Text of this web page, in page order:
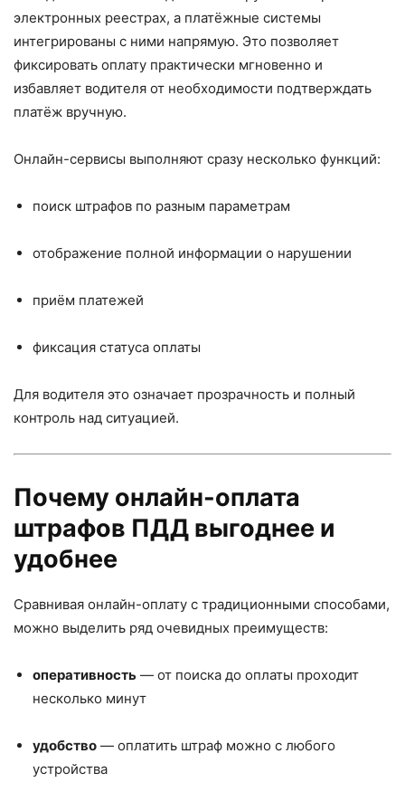
электронных реестрах, а платёжные системы
интегрированы с ними напрямую. Это позволяет
фиксировать оплату практически мгновенно и
избавляет водителя от необходимости подтверждать
платёж вручную.
Онлайн-сервисы выполняют сразу несколько функций:
поиск штрафов по разным параметрам
отображение полной информации о нарушении
приём платежей
фиксация статуса оплаты
Для водителя это означает прозрачность и полный
контроль над ситуацией.
Почему онлайн-оплата
штрафов ПДД выгоднее и
удобнее
Сравнивая онлайн-оплату с традиционными способами,
можно выделить ряд очевидных преимуществ:
оперативность — от поиска до оплаты проходит
несколько минут
удобство — оплатить штраф можно с любого
устройства